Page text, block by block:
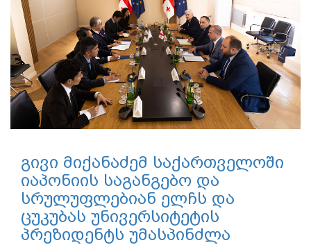
გივი მიქანაძემ საქართველოში
იაპონიის საგანგებო და
სრულუფლებიან ელჩს და
ცუკუბას უნივერსიტეტის
პრეზიდენტს უმასპინძლა